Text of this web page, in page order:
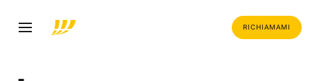
RICHIAMAMI